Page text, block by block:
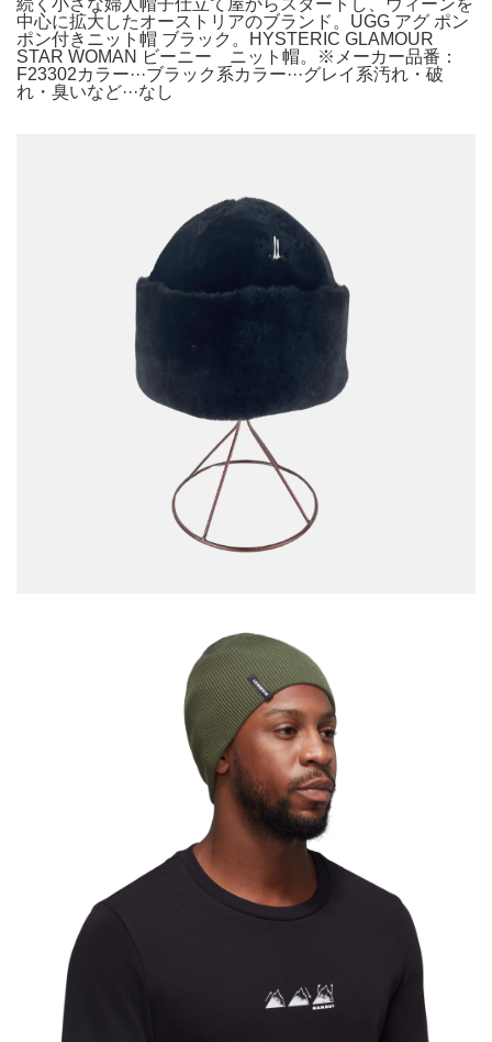
中心に拡大したオーストリアのブランド。UGG アグ ポン
ポン付きニット帽 ブラック。HYSTERIC GLAMOUR
STAR WOMAN ビーニー ニット帽。※メーカー品番：
F23302カラー···ブラック系カラー···グレイ系汚れ・破
れ・臭いなど···なし